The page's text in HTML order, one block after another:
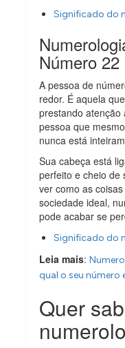
Significado do
Número 22
A pessoa de
redor. É aquela
prestando atenção
pessoa que
nunca está
Sua cabeça está
perfeito e cheio de
ver como as
sociedade ideal,
pode acabar se
Significado do
Leia mais:
qual o seu número
Quer